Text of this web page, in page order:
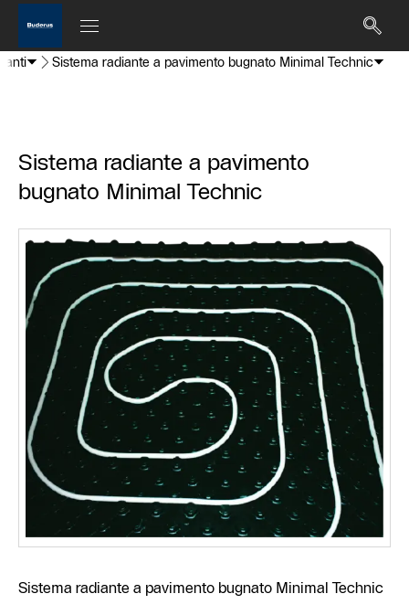
Sistema radiante a pavimento bugnato Minimal Technic
Sistema radiante a pavimento
bugnato Minimal Technic
Sistema radiante a pavimento bugnato Minimal Technic